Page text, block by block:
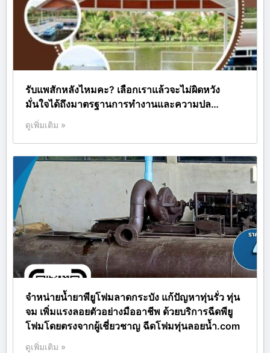
รับแพสักหลังไหมคะ? เลือกเราแล้วจะไม่ผิดหวัง
มั่นใจได้ถึงมาตรฐานการทำงานและความปล…
ดูเพิ่มเติม »
จำหน่ายน้ำยาพียูโฟมลาดกระบัง แก้ปัญหาทุ่นรั่ว ทุ่น
จม เพิ่มแรงลอยตัวอย่างมืออาชีพ ด้วยบริการฉีดพียู
โฟมโดยตรงจากผู้เชี่ยวชาญ ฉีดโฟมทุ่นลอยน้ำ.com
ดูเพิ่มเติม »